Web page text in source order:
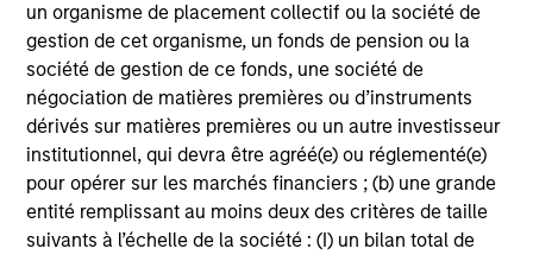
un organisme de placement collectif ou la société de
gestion de cet organisme, un fonds de pension ou la
société de gestion de ce fonds, une société de
négociation de matières premières ou d’instruments
dérivés sur matières premières ou un autre investisseur
institutionnel, qui devra être agréé(e) ou réglementé(e)
pour opérer sur les marchés financiers ; (b) une grande
entité remplissant au moins deux des critères de taille
suivants à l’échelle de la société : (I) un bilan total de
Systematically underweight corporate bonds
2 Our Objective:
To serve as a ‘hedge’ to falling equity and other risk
asset prices
To help cushion against market volatility